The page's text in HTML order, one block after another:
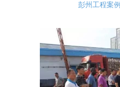
彭州工程案例